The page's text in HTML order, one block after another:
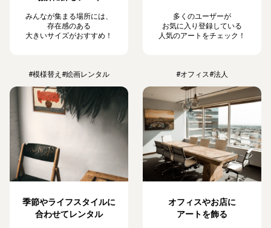
みんなが集まる場所には、
存在感のある
大きいサイズがおすすめ！
多くのユーザーが
お気に入り登録している
人気のアートをチェック！
#模様替え #絵画レンタル
季節やライフスタイルに
合わせてレンタル
#オフィス#法人
オフィスやお店に
アートを飾る